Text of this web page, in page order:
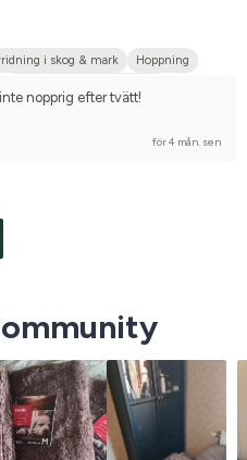
i skog & mark
Hoppning
nopprig efter tvätt!
för 4 mån. sen